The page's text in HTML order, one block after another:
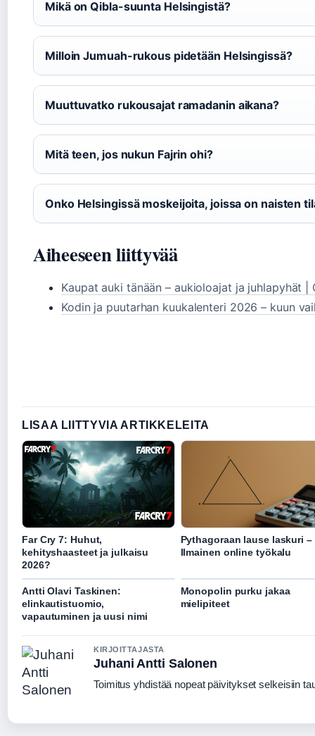
Mikä on Qibla-suunta Helsingistä?
Milloin Jumuah-rukous pidetään Helsingissä?
Muuttuvatko rukousajat ramadanin aikana?
Mitä teen, jos nukun Fajrin ohi?
Onko Helsingissä moskeijoita, joissa on naisten
Aiheeseen liittyvää
Kaupat auki tänään – aukioloajat ja juhlapyhät |
Kodin ja puutarhan kuukalenteri 2026 – kuun
LISAA LIITTYVIA ARTIKKELEITA
Far Cry 7: Huhut,
kehityshaasteet ja julkaisu
2026?
Pythagoraan lause laskuri –
Ilmainen online työkalu
Antti Olavi Taskinen:
elinkautistuomio,
vapautuminen ja uusi nimi
Monopolin purku jakaa
mielipiteet
KIRJOITTAJASTA
Juhani Antti Salonen
Toimitus yhdistää nopeat päivitykset selkeisiin